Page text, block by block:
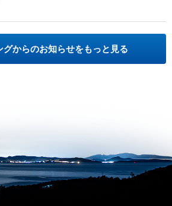
グからのお知らせをもっと見る